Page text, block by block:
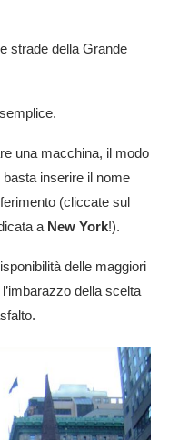
strade della Grande
una macchina, il modo
basta inserire il nome
(cliccate sul
a New York!).
delle maggiori
della scelta